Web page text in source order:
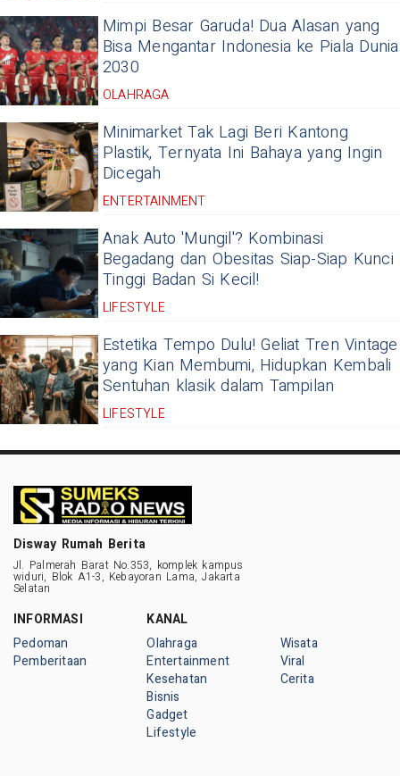
Mimpi Besar Garuda! Dua Alasan yang
Bisa Mengantar Indonesia ke Piala Dunia
2030
OLAHRAGA
Minimarket Tak Lagi Beri Kantong
Plastik, Ternyata Ini Bahaya yang Ingin
Dicegah
ENTERTAINMENT
Anak Auto 'Mungil'? Kombinasi
Begadang dan Obesitas Siap-Siap Kunci
Tinggi Badan Si Kecil!
LIFESTYLE
Estetika Tempo Dulu! Geliat Tren Vintage
yang Kian Membumi, Hidupkan Kembali
Sentuhan klasik dalam Tampilan
LIFESTYLE
Disway Rumah Berita
Jl. Palmerah Barat No.353, komplek kampus
widuri, Blok A1-3, Kebayoran Lama, Jakarta
Selatan
INFORMASI
Pedoman
Pemberitaan
KANAL
Olahraga
Entertainment
Kesehatan
Bisnis
Gadget
Lifestyle
Wisata
Viral
Cerita